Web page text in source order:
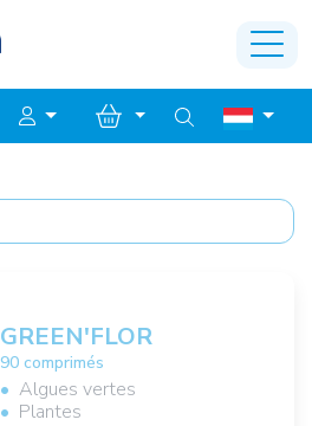
GREEN'FLOR
90 comprimés
Algues vertes
Plantes